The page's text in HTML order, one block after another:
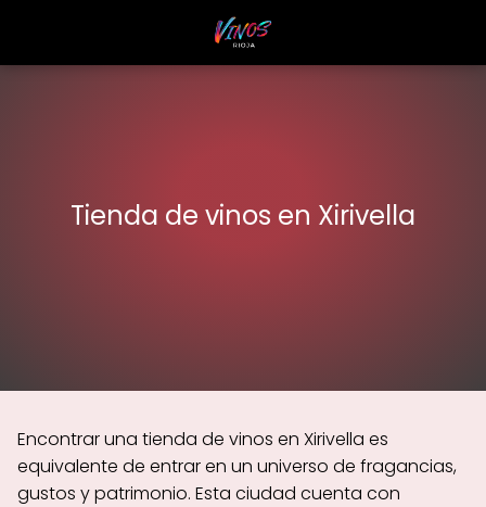
Tienda de vinos en Xirivella
Encontrar una tienda de vinos en Xirivella es
equivalente de entrar en un universo de fragancias,
gustos y patrimonio. Esta ciudad cuenta con